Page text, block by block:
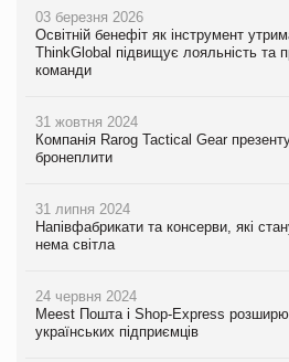
03 березня 2026
Освітній бенефіт як інструмент
ThinkGlobal підвищує лояльність та
команди
31 жовтня 2024
Компанія Rarog Tactical Gear
бронеплити
31 липня 2024
Напівфабрикати та консерви, які
нема світла
24 червня 2024
Meest Пошта і Shop-Express
українських підприємців